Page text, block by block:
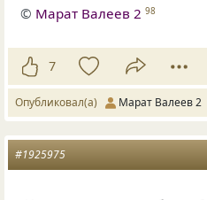
© Марат Валеев 2 98
7
Опубликовал(а) Марат Валеев 2
#1925975